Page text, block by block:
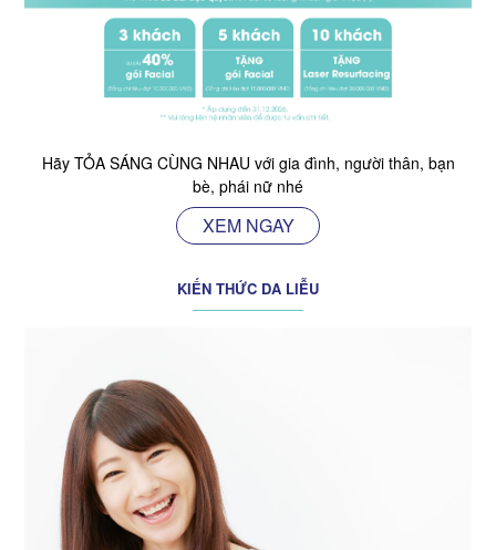
Hãy TỎA SÁNG CÙNG NHAU với gia đình, người thân, bạn
bè, phái nữ nhé
XEM NGAY
KIẾN THỨC DA LIỄU